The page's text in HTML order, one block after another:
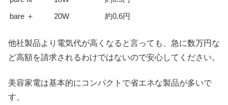
bare ＋
20W 約0.6円
他社製品より電気代が高くなると言っても、急に数万円な
ど高額を請求されるわけではないので安心してください。
美容家電は基本的にコンパクトで省エネな製品が多いで
す。